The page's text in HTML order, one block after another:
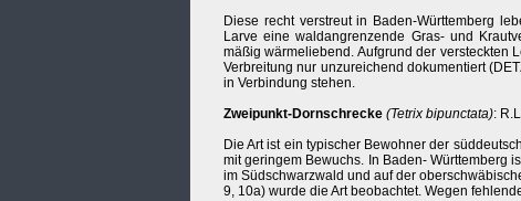
Diese recht verstreut in Baden-Württemberg
Larve eine waldangrenzende Gras- und
mäßig wärmeliebend. Aufgrund der versteckten
Verbreitung nur unzureichend dokumentiert
in Verbindung stehen.
Zweipunkt-Dornschrecke (Tetrix bipunctata):
Die Art ist ein typischer Bewohner der
mit geringem Bewuchs. In Baden- Württemberg
im Südschwarzwald und auf der
9, 10a) wurde die Art beobachtet. Wegen